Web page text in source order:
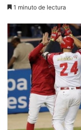
1 minuto de lectura